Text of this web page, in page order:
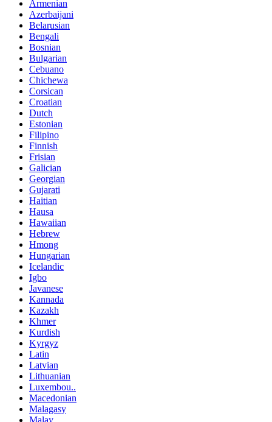
Armenian
Azerbaijani
Belarusian
Bengali
Bosnian
Bulgarian
Cebuano
Chichewa
Corsican
Croatian
Dutch
Estonian
Filipino
Finnish
Frisian
Galician
Georgian
Gujarati
Haitian
Hausa
Hawaiian
Hebrew
Hmong
Hungarian
Icelandic
Igbo
Javanese
Kannada
Kazakh
Khmer
Kurdish
Kyrgyz
Latin
Latvian
Lithuanian
Luxembou..
Macedonian
Malagasy